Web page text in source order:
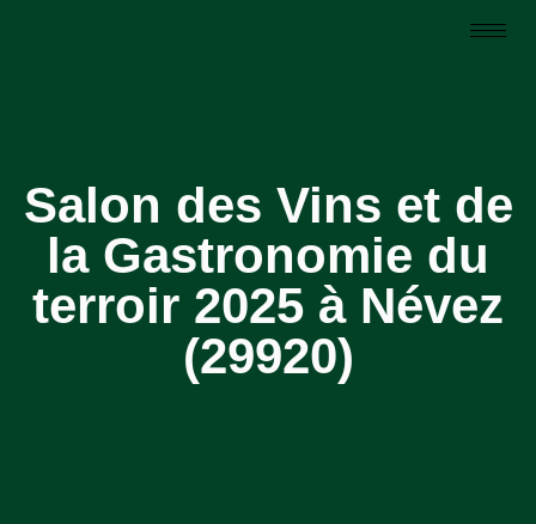
Salon des Vins et de
la Gastronomie du
terroir 2025 à Névez
(29920)